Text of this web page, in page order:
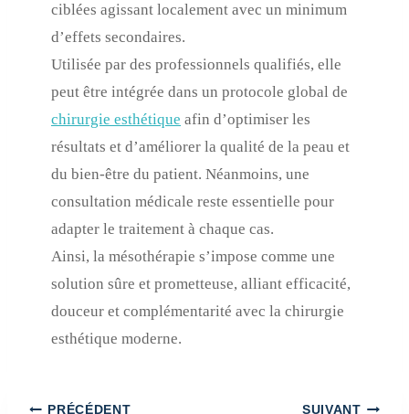
ciblées agissant localement avec un minimum
d’effets secondaires.
Utilisée par des professionnels qualifiés, elle
peut être intégrée dans un protocole global de
chirurgie esthétique afin d’optimiser les
résultats et d’améliorer la qualité de la peau et
du bien-être du patient. Néanmoins, une
consultation médicale reste essentielle pour
adapter le traitement à chaque cas.
Ainsi, la mésothérapie s’impose comme une
solution sûre et prometteuse, alliant efficacité,
douceur et complémentarité avec la chirurgie
esthétique moderne.
PRÉCÉDENT SUIVANT